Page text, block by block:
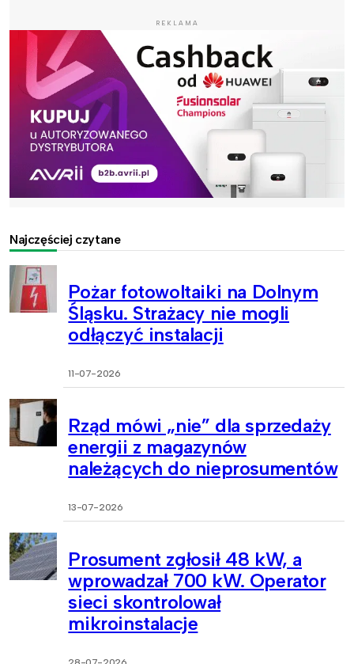
REKLAMA
Najczęściej czytane
Pożar fotowoltaiki na Dolnym
Śląsku. Strażacy nie mogli
odłączyć instalacji
11-07-2026
Rząd mówi „nie” dla sprzedaży
energii z magazynów
należących do nieprosumentów
13-07-2026
Prosument zgłosił 48 kW, a
wprowadzał 700 kW. Operator
sieci skontrolował
mikroinstalacje